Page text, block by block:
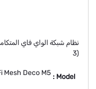
3)
Model :
Mesh Deco M5